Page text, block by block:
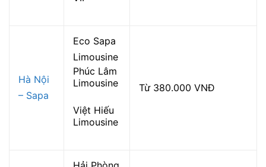
Hà Nội
– Sapa
Eco Sapa
Limousine
Phúc Lâm
Limousine
Việt Hiếu
Limousine
Từ 380.000 VNĐ